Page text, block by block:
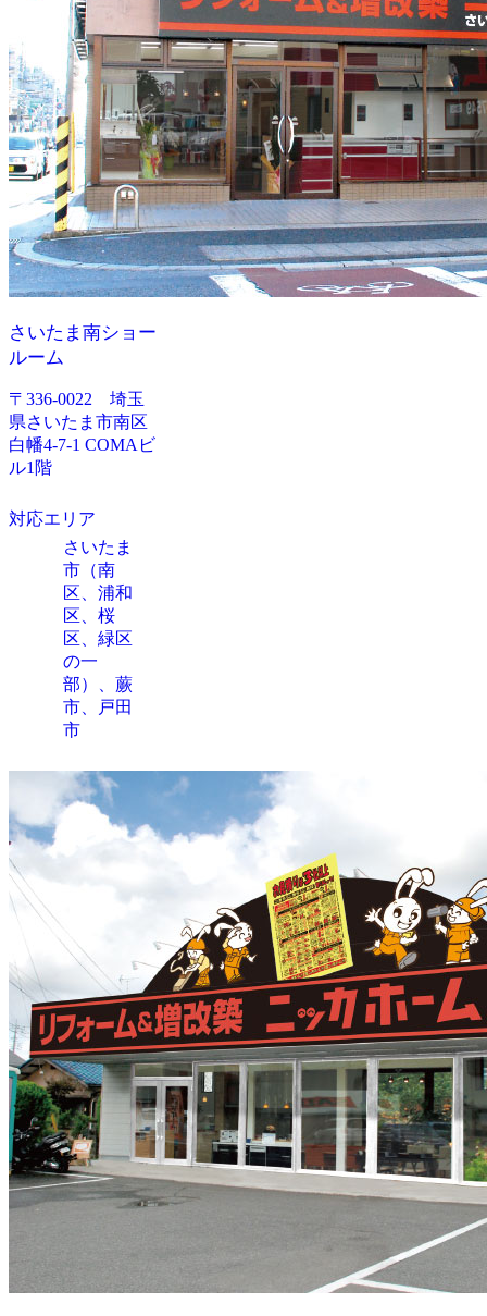
さいたま南ショー
ルーム
〒336-0022 埼玉
県さいたま市南区
白幡4-7-1 COMAビ
ル1階
対応エリア
さいたま
市（南
区、浦和
区、桜
区、緑区
の一
部）、蕨
市、戸田
市